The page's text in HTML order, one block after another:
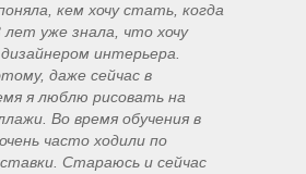
кем хочу стать, когда
уже знала, что хочу
интерьера.
даже сейчас в
я люблю рисовать на
Во время обучения в
часто ходили по
Стараюсь и сейчас